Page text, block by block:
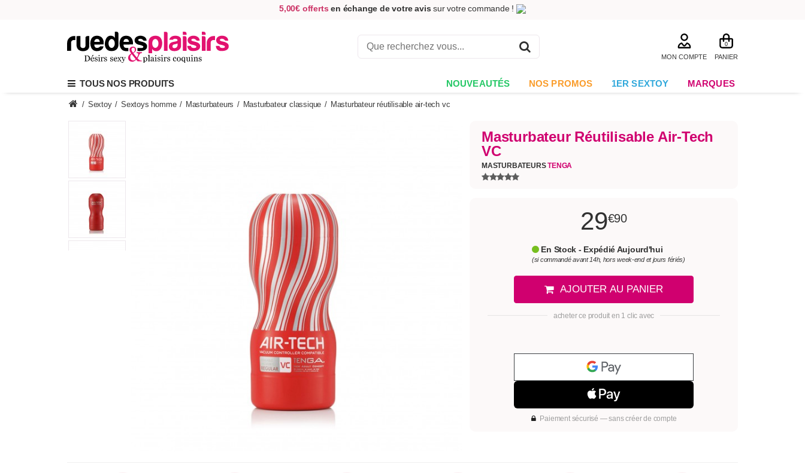
5,00€ offerts en échange de votre avis sur votre commande !
MON COMPTE
0
PANIER
TOUS NOS PRODUITS NOUVEAUTÉS NOS PROMOS 1ER SEXTOY MARQUES
/ Sextoy / Sextoys homme / Masturbateurs / Masturbateur classique / Masturbateur réutilisable air-tech vc
Masturbateur Réutilisable Air-Tech
VC
MASTURBATEURSTENGA
29€90
En Stock - Expédié Aujourd'hui
(si commandé avant 14h, hors week-end et jours fériés)
AJOUTER AU PANIER
acheter ce produit en 1 clic avec
Paiement sécurisé — sans créer de compte